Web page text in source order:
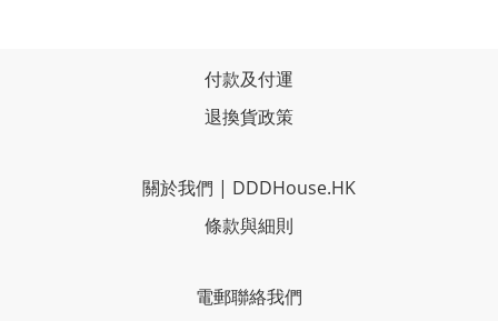
付款及付運
退換貨政策
關於我們 | DDDHouse.HK
條款與細則
電郵聯絡我們